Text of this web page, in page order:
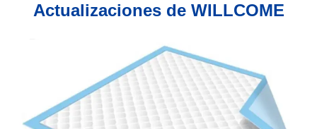
Actualizaciones de WILLCOME